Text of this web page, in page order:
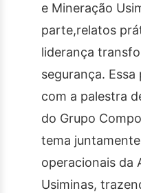
e Mineração
parte,relatos
liderança
segurança.
com a palestra
do Grupo
tema
operacionais da
Usiminas,